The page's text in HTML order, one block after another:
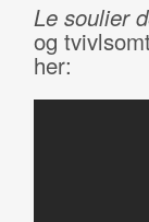
Le soulier
og
her: